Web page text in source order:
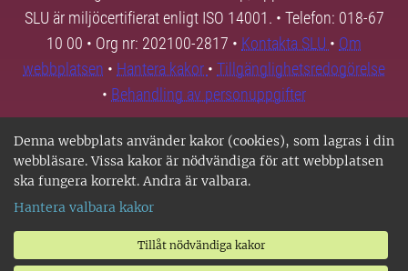
Denna webbplats använder kakor (cookies), som lagras i din
webbläsare. Vissa kakor är nödvändiga för att webbplatsen
ska fungera korrekt. Andra är valbara.
Hantera valbara kakor
Tillåt nödvändiga kakor
SLU är miljöcertifierat enligt ISO 14001. • Telefon: 018-67
10 00 • Org nr: 202100-2817 • Kontakta SLU • Om
webbplatsen • Hantera kakor • Tillgänglighetsredogörelse
• Behandling av personuppgifter